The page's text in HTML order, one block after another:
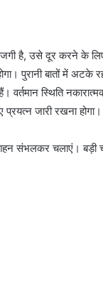
है, उसे दूर करने के
पुरानी बातों में अटके
वर्तमान स्थिति
जारी रखना
संभलकर चलाएं। बड़ी